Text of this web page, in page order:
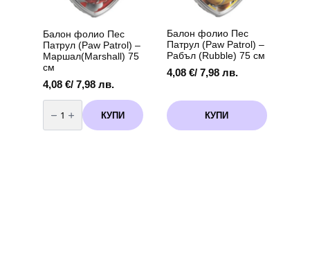
page
Балон фолио Пес
Патрул (Paw Patrol) –
Маршал(Marshall) 75
см
4,08 €/ 7,98 лв.
количество
за
Балон
фолио
КУПИ
Балон фолио Пес
Патрул (Paw Patrol) –
Рабъл (Rubble) 75 см
4,08 €/ 7,98 лв.
КУПИ